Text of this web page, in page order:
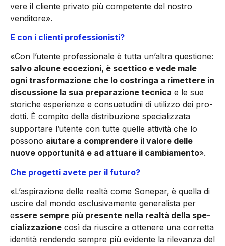
vere il cliente privato più compe­tente del nostro
venditore».
E con i clienti professionisti?
«Con l’utente professionale è tutta un’altra questione:
salvo al­cune eccezioni, è scettico e vede male
ogni trasformazione che lo costringa a rimettere in
discus­sione la sua preparazione tecni­ca e le sue
storiche esperienze e consuetudini di utilizzo dei pro­
dotti. È compito della distribu­zione specializzata
supportare l’utente con tutte quelle attività che lo
possono aiutare a com­prendere il valore delle
nuove opportunità e ad attuare il cam­biamento».
Che progetti avete per il futuro?
«L’aspirazione delle realtà co­me Sonepar, è quella di
uscire dal mondo esclusivamente ge­neralista per
essere sempre più presente nella realtà della spe­
cializzazione così da riuscire a ottenere una corretta
identità rendendo sempre più evidente la rilevanza del